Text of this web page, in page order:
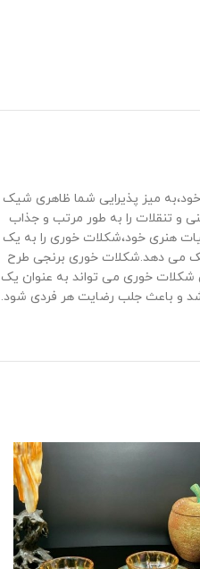
به ‌فرد خود،به میز پذیرایی شما ظاهری شیک
و تنقلات را به ‌طور مرتب و جذاب
هنری خود،شکلات ‌خوری را به یک
می ‌دهد.شکلات‌ خوری برنجی طرح
شکلات ‌خوری می ‌تواند به عنوان یک
و باعث جلب رضایت هر فردی شود.